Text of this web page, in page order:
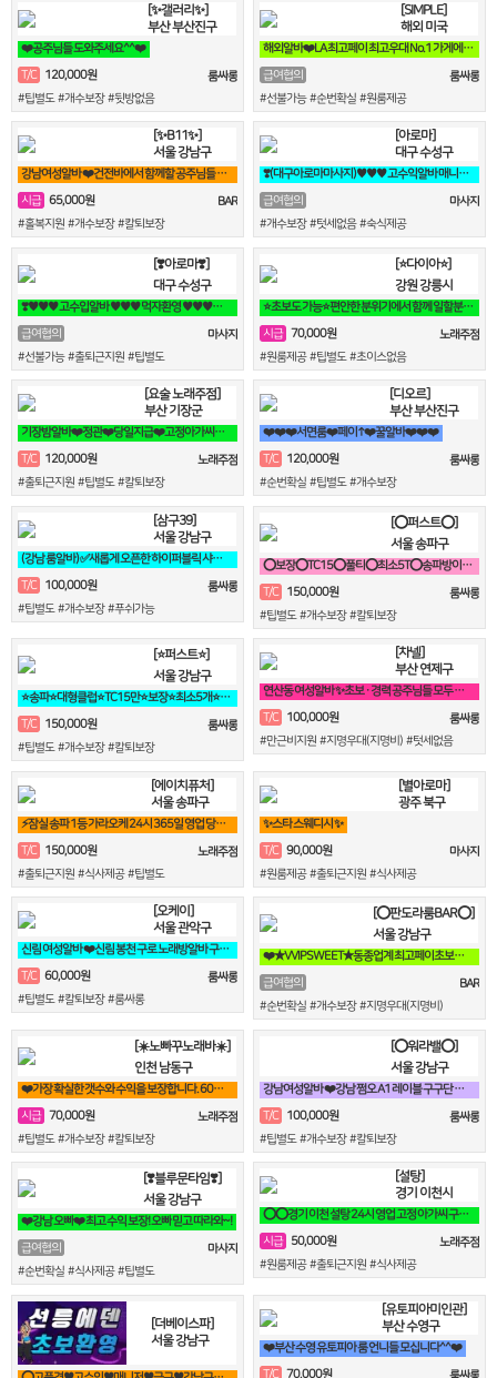
[✨갤러리✨]
부산 부산진구
❤️공주님들 도와주세요^^❤️
T/C
120,000원
룸싸롱
#팁별도 #개수보장 #뒷방없음
[SIMPLE]
해외 미국
해외알바❤️LA 최고페이 최고우대 No.1 가게에서 직원 모집합니다❤️
급여협의
룸싸롱
#선불가능 #순번확실 #원룸제공
[✨B11✨]
서울 강남구
강남여성알바 ❤️건전바에서 함께할 공주님들 모집합니다❤️
시급 65,000원
BAR
#홀복지원 #개수보장 #칼퇴보장
[아로마]
대구 수성구
❣️(대구아로마마사지)♥♥♥ 고수익알바 매니저,관리사 급구 ♥♥♥❣️
급여협의
마사지
#개수보장 #텃세없음 #숙식제공
[❣️아로마❣️]
대구 수성구
❣️♥♥♥ 고수입알바 ♥♥♥ 먹자환영 ♥♥♥♥♥❣️
급여협의
마사지
#선불가능 #출퇴근지원 #팁별도
[⭐다이아⭐]
강원 강릉시
⭐초보도 가능⭐편안한 분위기에서 함께 일할분 찾습니다⭐
시급 70,000원
노래주점
#원룸제공 #팁별도 #초이스없음
[요술 노래주점]
부산 기장군
기장밤알바❤️정관❤️당일지급❤️고정아가씨구해요❤️
T/C
120,000원
노래주점
#출퇴근지원 #팁별도 #칼퇴보장
[디오르]
부산 부산진구
❤️❤️❤️서면룸❤️페이↑❤️꿀알바❤️❤️❤️
T/C 120,000원
룸싸롱
#순번확실 #팁별도 #개수보장
[삼구39]
서울 강남구
(강남 룸알바) ✅새롭게 오픈한 하이퍼블릭 샤이니 입니다!!!✅
T/C
100,000원
룸싸롱
#팁별도 #개수보장 #푸쉬가능
[⭕퍼스트⭕]
서울 송파구
⭕보장⭕TC15⭕풀티⭕최소5T⭕송파방이잠실석촌⭕강남역삼⭕선릉
T/C 150,000원
룸싸롱
#팁별도 #개수보장 #칼퇴보장
[⭐퍼스트⭐]
서울 강남구
⭐송파⭐대형클럽⭐TC15만⭐보장⭐최소5개⭐송파⭐방이⭐잠실⭐석촌⭐강남⭐역삼
T/C
150,000원
룸싸롱
#팁별도 #개수보장 #칼퇴보장
[차넬]
부산 연제구
연산동 여성알바 ✨초보 · 경력 공주님들 모두 환영 연산동 1등업소✨
T/C 100,000원
룸싸롱
#만근비지원 #지명우대(지명비) #텃세없음
[에이치퓨처]
서울 송파구
⚡️잠실 송파 1등 가라오케 24시 365일 영업 당일지급⚡
T/C
150,000원
노래주점
#출퇴근지원 #식사제공 #팁별도
[별아로마]
광주 북구
✨스타 스웨디시 ✨
T/C 90,000원
마사지
#원룸제공 #출퇴근지원 #식사제공
[오케이]
서울 관악구
신림 여성알바 ❤️신림 봉천 구로 노래방알바 구해요❤️
T/C 60,000원
룸싸롱
#팁별도 #칼퇴보장 #룸싸롱
[⭕판도라룸BAR⭕]
서울 강남구
❤️★VVIPSWEET★동종업계 최고페이초보환영갯수Ok술X출근강요X블랙X진상❤️
급여협의
BAR
#순번확실 #개수보장 #지명우대(지명비)
[☀️노빠꾸노래바☀️]
인천 남동구
❤️가장 확실한 갯수와 수익을 보장합니다. 60분 7만원 지급!❤️
시급 70,000원
노래주점
#팁별도 #개수보장 #칼퇴보장
[⭕워라밸⭕]
서울 강남구
강남여성알바 ❤️강남 쩜오 A1 레이블 구구단 썸데이 도깨비❤️
T/C 100,000원
룸싸롱
#팁별도 #개수보장 #칼퇴보장
[❣️블루문타임❣️]
서울 강남구
❤️강남 오빠❤️ 최고 수익 보장! 오빠 믿고 따라와~!
급여협의
마사지
#순번확실 #식사제공 #팁별도
[설탕]
경기 이천시
⭕⭕경기 이천 설탕 24시 영업 고정 아가씨 구합니다⭕⭕
시급 50,000원
노래주점
#원룸제공 #출퇴근지원 #식사제공
[더베이스파]
서울 강남구
[유토피아미인관]
부산 수영구
❤️부산 수영 유토피아 룸 언니들 모십니다^^❤️
T/C 70,000원